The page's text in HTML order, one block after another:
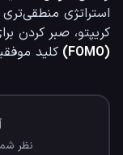
کریپتو، صبر کردن
(FOMO)
کلید
نظر